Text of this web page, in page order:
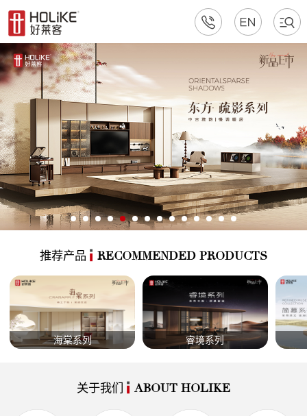
推荐产品 RECOMMENDED PRODUCTS
海棠系列 睿境系列
关于我们 ABOUT HOLIKE